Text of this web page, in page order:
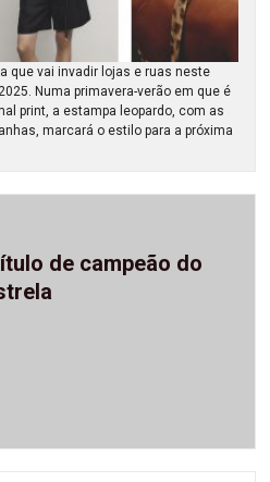
que vai invadir lojas e ruas neste
Numa primavera-verão em que é
print, a estampa leopardo, com as
marcará o estilo para a próxima
de campeão do